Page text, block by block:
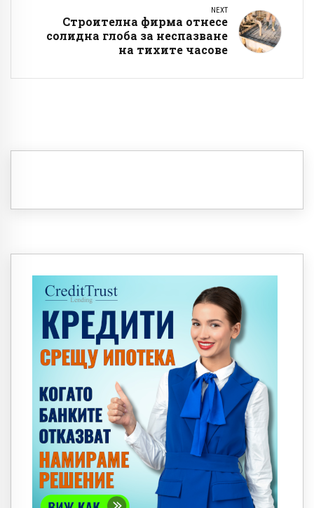
NEXT
Строителна фирма отнесе
солидна глоба за неспазване
на тихите часове